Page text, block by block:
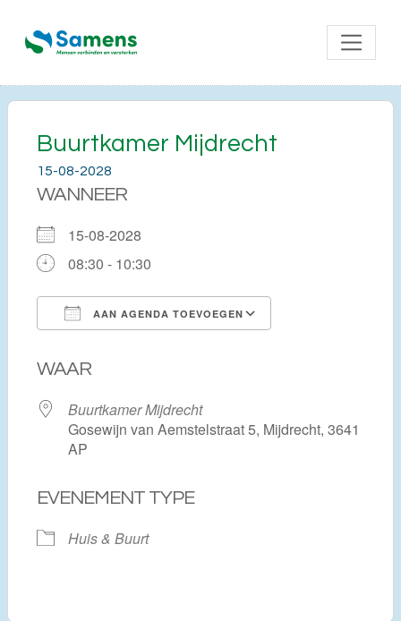
Buurtkamer Mijdrecht
15-08-2028
WANNEER
15-08-2028
08:30 - 10:30
AAN AGENDA TOEVOEGEN
WAAR
Buurtkamer Mijdrecht
Gosewijn van Aemstelstraat 5, Mijdrecht, 3641
AP
EVENEMENT TYPE
Huis & Buurt